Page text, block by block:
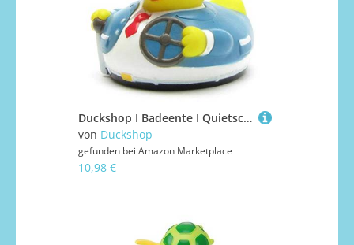
Duckshop I Badeente I Quietscheente I Ente Busfahrer - L: 7,5 cm - inkl. Badeenten-Schlüsselanhänger im Set
von Duckshop
gefunden bei Amazon Marketplace
10,98 €